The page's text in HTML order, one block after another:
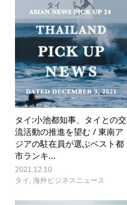
タイ
タイ:小池都知事、タイとの交
流活動の推進を望む / 東南ア
ジアの駐在員が選ぶベスト都
市ランキ...
2021.12.10
タイ 海外ビジネスニュース